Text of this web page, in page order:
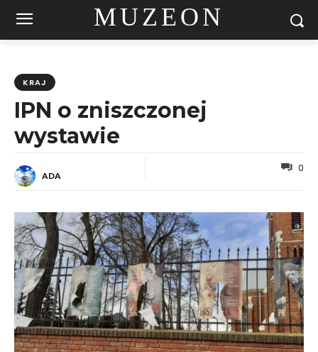
MUZEON
KRAJ
IPN o zniszczonej
wystawie
ADA
0